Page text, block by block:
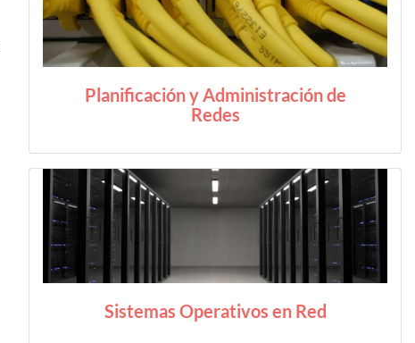
Planificación y Administración de
Redes
Sistemas Operativos en Red